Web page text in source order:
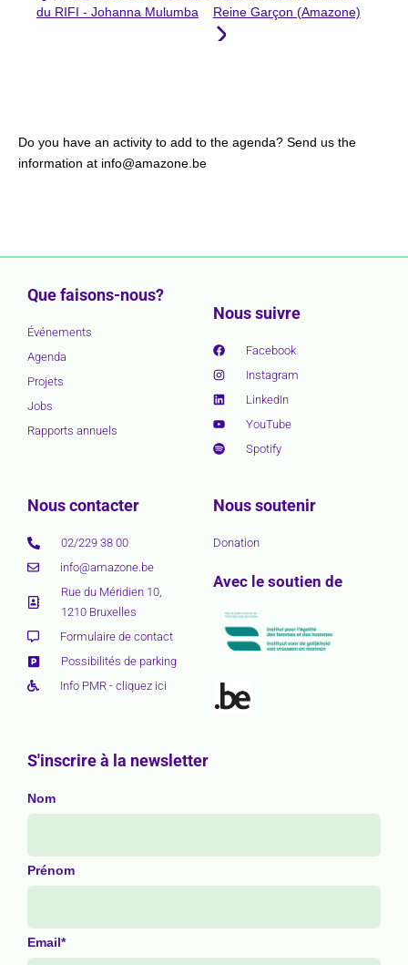
du RIFI - Johanna Mulumba
Reine Garçon (Amazone)
Do you have an activity to add to the agenda? Send us the
information at info@amazone.be
Que faisons-nous?
Événements
Agenda
Projets
Jobs
Rapports annuels
Nous suivre
Facebook
Instagram
LinkedIn
YouTube
Spotify
Nous contacter
02/229 38 00
info@amazone.be
Rue du Méridien 10,
1210 Bruxelles
Formulaire de contact
Possibilités de parking
Info PMR - cliquez ici
Nous soutenir
Donation
Avec le soutien de
S'inscrire à la newsletter
Nom
Prénom
Email*